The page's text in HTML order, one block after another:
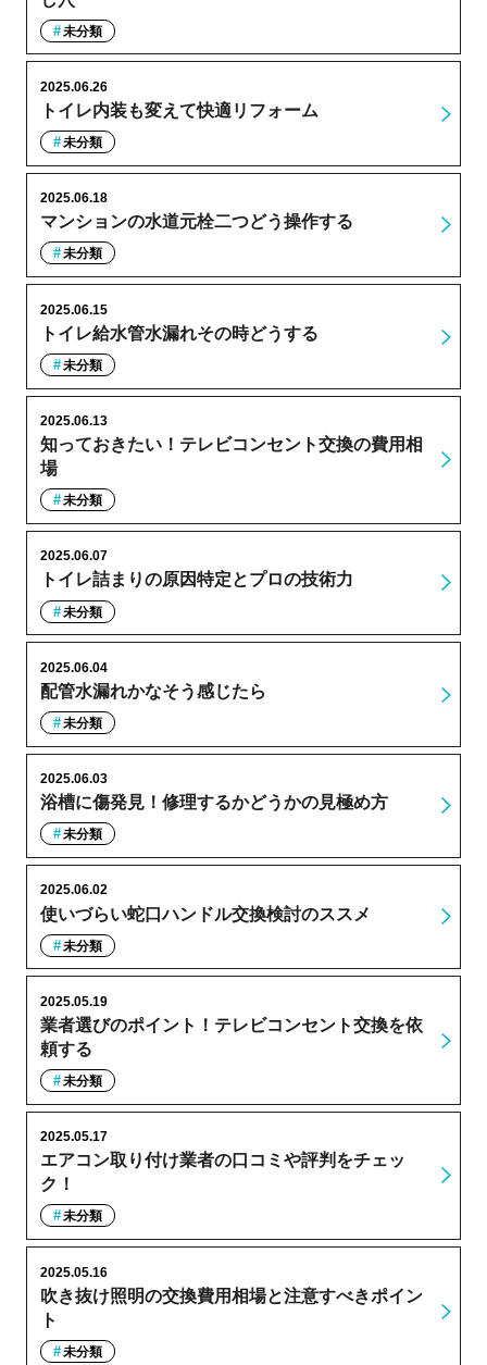
未分類
トイレ内装も変えて快適リフォーム
2025.06.26
未分類
マンションの水道元栓二つどう操作する
2025.06.18
未分類
トイレ給水管水漏れその時どうする
2025.06.15
未分類
知っておきたい！テレビコンセント交換の費用相
場
2025.06.13
未分類
トイレ詰まりの原因特定とプロの技術力
2025.06.07
未分類
配管水漏れかなそう感じたら
2025.06.04
未分類
浴槽に傷発見！修理するかどうかの見極め方
2025.06.03
未分類
使いづらい蛇口ハンドル交換検討のススメ
2025.06.02
未分類
業者選びのポイント！テレビコンセント交換を依
頼する
2025.05.19
未分類
エアコン取り付け業者の口コミや評判をチェッ
ク！
2025.05.17
未分類
吹き抜け照明の交換費用相場と注意すべきポイン
ト
2025.05.16
未分類